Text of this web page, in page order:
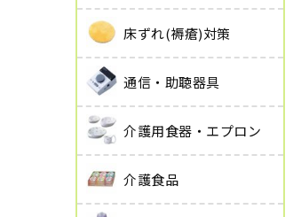
床ずれ(褥瘡)対策
通信・助聴器具
介護用食器・エプロン
介護食品